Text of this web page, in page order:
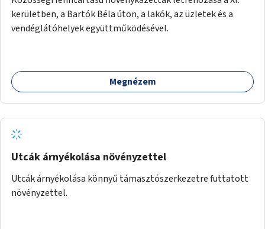
kerületben, a Bartók Béla úton, a lakók, az üzletek és a
vendéglátóhelyek együttműködésével.
Megnézem
Utcák árnyékolása növényzettel
Utcák árnyékolása könnyű támasztószerkezetre futtatott
növényzettel.